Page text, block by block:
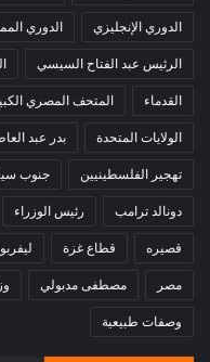
الدوري الإنجليزي الدوري
الرئيس عبد الفتاح السيسي
القدماء المتحف المصري
الولايات المتحدة بدر عبد
تهجير الفلسطينيين جنوب
دونالد ترامب رئيس الوزراء
قصيره قطاع غزة
مصر مصطفى مدبولي
وصفات طبيعية